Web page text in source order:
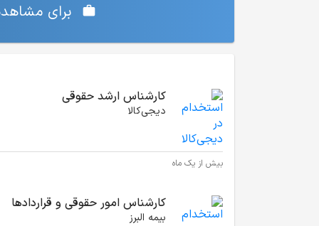
برای
کارشناس ارشد حقوقی
دیجی‌‌کالا
بیش از یک ماه
کارشناس امور حقوقی و قراردادها
بیمه البرز